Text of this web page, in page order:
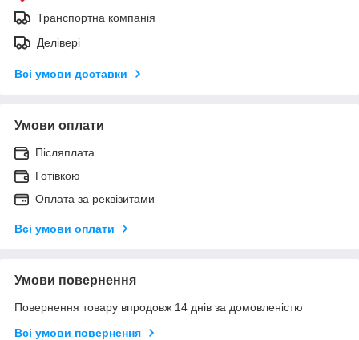
Транспортна компанія
Делівері
Всі умови доставки
Умови оплати
Післяплата
Готівкою
Оплата за реквізитами
Всі умови оплати
Умови повернення
Повернення товару впродовж 14 днів за домовленістю
Всі умови повернення